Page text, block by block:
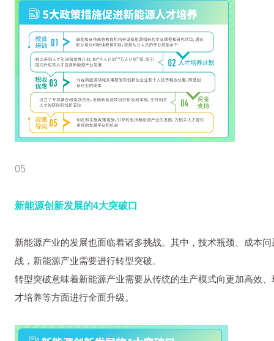
05
新能源创新发展的4大突破口
新能源产业的发展也面临着诸多挑战。其中，技术瓶颈、成本
战，新能源产业需要进行转型突破。
转型突破意味着新能源产业需要从传统的生产模式向更加高效
才培养等方面进行全面升级。